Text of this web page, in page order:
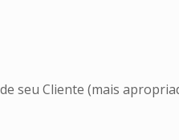
seu Cliente (mais